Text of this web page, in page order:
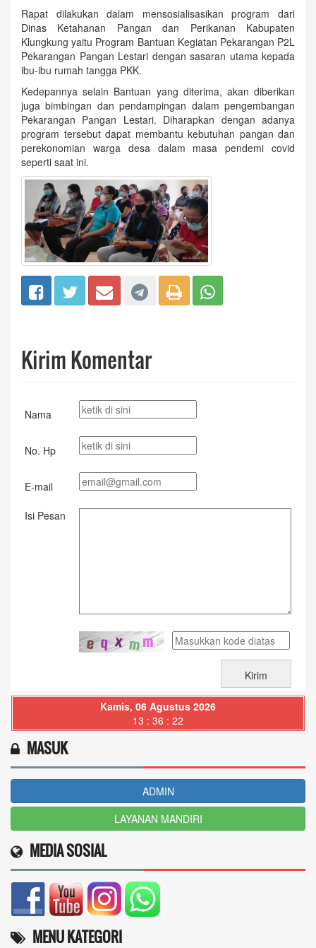
Rapat dilakukan dalam mensosialisasikan program dari
Dinas Ketahanan Pangan dan Perikanan Kabupaten
Klungkung yaitu Program Bantuan Kegiatan Pekarangan P2L
Pekarangan Pangan Lestari dengan sasaran utama kepada
ibu-ibu rumah tangga PKK.
Kedepannya selain Bantuan yang diterima, akan diberikan
juga bimbingan dan pendampingan dalam pengembangan
Pekarangan Pangan Lestari. Diharapkan dengan adanya
program tersebut dapat membantu kebutuhan pangan dan
perekonomian warga desa dalam masa pendemi covid
seperti saat ini.
Kirim Komentar
Nama
No. Hp
E-mail
Isi Pesan
Kamis, 06 Agustus 2026
13 : 36 : 23
MASUK
ADMIN
LAYANAN MANDIRI
MEDIA SOSIAL
MENU KATEGORI